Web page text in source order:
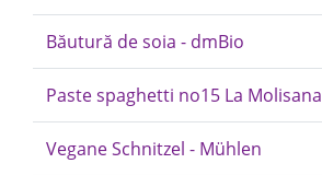
Băutură de soia - dmBio
Paste spaghetti no15 La Molisana
Vegane Schnitzel - Mühlen